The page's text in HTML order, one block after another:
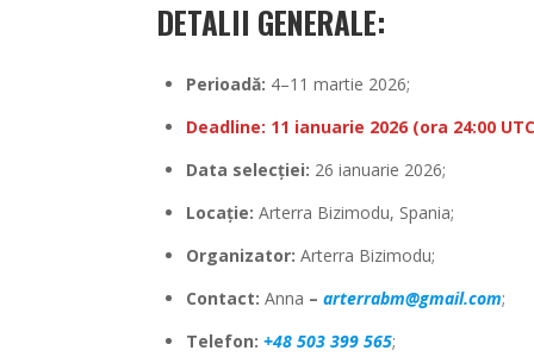
DETALII GENERALE:
Perioadă: 4–11 martie 2026;
Deadline: 11 ianuarie 2026 (ora 24:00
Data selecției: 26 ianuarie 2026;
Locație: Arterra Bizimodu, Spania;
Organizator: Arterra Bizimodu;
Contact: Anna – arterrabm@gmail.com;
Telefon: +48 503 399 565;